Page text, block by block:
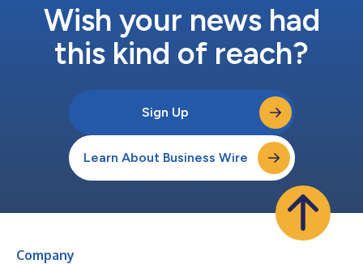
でC2C接続を達成したことを発表できることをうれしく思いま
Wish your news had
this kind of reach?
Sign Up
Learn About Business Wire
Company